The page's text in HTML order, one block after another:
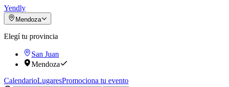
Yendly
Mendoza
Elegí tu provincia
San Juan
Mendoza
CalendarioLugaresPromociona tu evento